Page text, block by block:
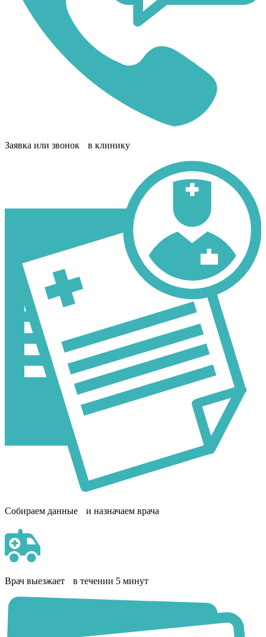
Заявка или звонок в клинику
Собираем данные и назначаем врача
Врач выезжает в течении 5 минут